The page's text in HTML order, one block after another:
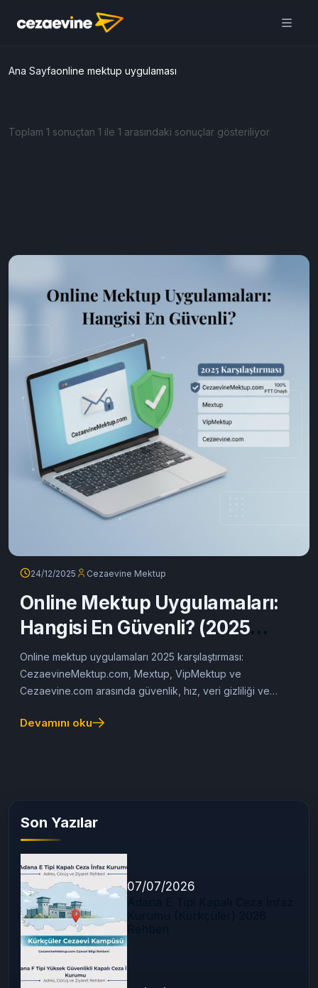
Ana Sayfaonline mektup uygulaması
Toplam 1 sonuçtan 1 ile 1 arasındaki sonuçlar gösteriliyor
24/12/2025 Cezaevine Mektup
Online Mektup Uygulamaları:
Hangisi En Güvenli? (2025
Güncel Karşılaştırma Rehberi)
Online mektup uygulamaları 2025 karşılaştırması:
CezaevineMektup.com, Mextup, VipMektup ve
Cezaevine.com arasında güvenlik, hız, veri gizliliği ve
keşfedin.
Devamını oku
Son Yazılar
07/07/2026